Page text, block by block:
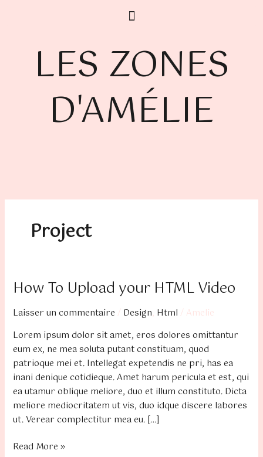
LES ZONES
D'AMÉLIE
Project
How To Upload your HTML Video
Laisser un commentaire / Design, Html / Amelie
Lorem ipsum dolor sit amet, eros dolores omittantur
eum ex, ne mea soluta putant constituam, quod
patrioque mei et. Intellegat expetendis ne pri, has ea
inani denique cotidieque. Amet harum pericula et est, qui
ea utamur oblique meliore, duo et illum constituto. Dicta
meliore mediocritatem ut vis, duo idque discere labores
ut. Verear complectitur mea eu. […]
How
Upload
your
Video
Read More »